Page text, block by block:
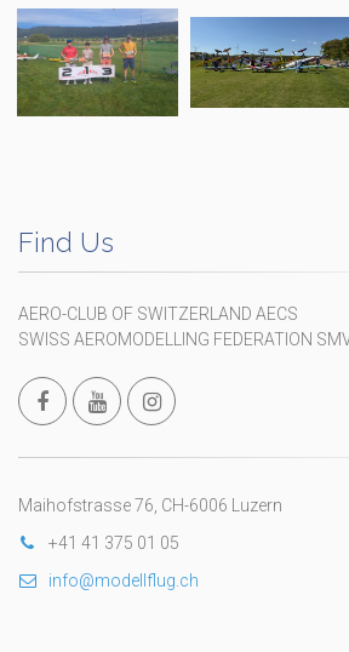
Find Us
AERO-CLUB OF SWITZERLAND AECS
SWISS AEROMODELLING FEDERATION
Maihofstrasse 76, CH-6006 Luzern
+41 41 375 01 05
info@modellflug.ch